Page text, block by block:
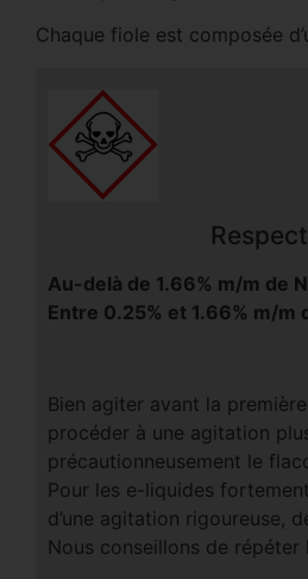
Chaque fiole est composée
Au-delà de 1.66% m/m de
Entre 0.25% et 1.66% m/m
Bien agiter avant la
procéder à une agitation
précautionneusement le
Pour les e-liquides
d’une agitation rigoureuse,
Nous conseillons de